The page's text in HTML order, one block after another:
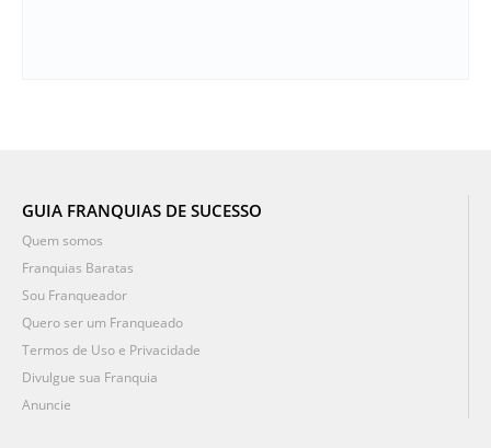
GUIA FRANQUIAS DE SUCESSO
Quem somos
Franquias Baratas
Sou Franqueador
Quero ser um Franqueado
Termos de Uso e Privacidade
Divulgue sua Franquia
Anuncie